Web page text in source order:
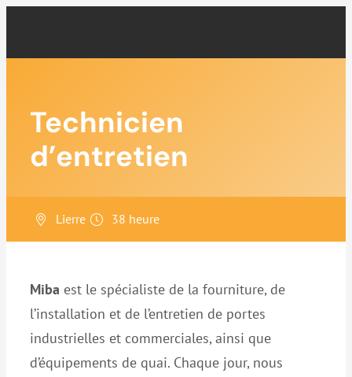
contenu
Technicien
d’entretien
Lierre 38 heure
Miba est le spécialiste de la fourniture, de
l’installation et de l’entretien de portes
industrielles et commerciales, ainsi que
d’équipements de quai. Chaque jour, nous